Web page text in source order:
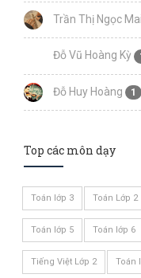
Trần Thị Ngọc Mai
Đỗ Vũ Hoàng Kỳ
Đỗ Huy Hoàng 1
Top các môn dạy
Toán lớp 3 Toán Lớp 2
Toán lớp 5 Toán lớp 6
Tiếng Việt Lớp 2 Toán